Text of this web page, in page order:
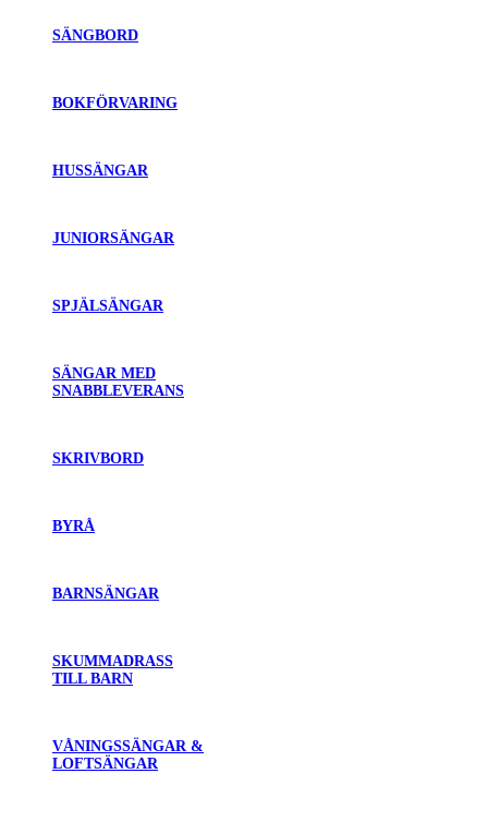
SÄNGBORD
BOKFÖRVARING
HUSSÄNGAR
JUNIORSÄNGAR
SPJÄLSÄNGAR
SÄNGAR MED
SNABBLEVERANS
SKRIVBORD
BYRÅ
BARNSÄNGAR
SKUMMADRASS
TILL BARN
VÅNINGSSÄNGAR &
LOFTSÄNGAR